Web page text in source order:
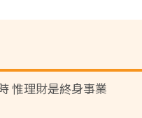
惟理財是終身事業